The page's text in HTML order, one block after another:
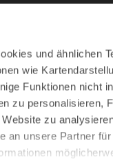
und ähnlichen
wie
Funktionen nicht
zu personalisieren,
zu
an unsere Partner
die Region